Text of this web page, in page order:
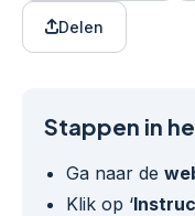
Delen
Stappen in
Ga naar de
Klik op ‘